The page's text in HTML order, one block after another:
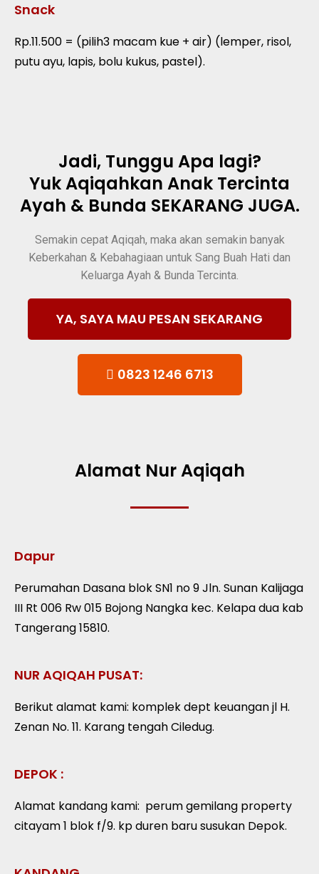
Snack
Rp.11.500 = (pilih3 macam kue + air) (lemper, risol,
putu ayu, lapis, bolu kukus, pastel).
Jadi, Tunggu Apa lagi?
Yuk Aqiqahkan Anak Tercinta
Ayah & Bunda SEKARANG JUGA.
Semakin cepat Aqiqah, maka akan semakin banyak
Keberkahan & Kebahagiaan untuk Sang Buah Hati dan
Keluarga Ayah & Bunda Tercinta.
YA, SAYA MAU PESAN SEKARANG
0823 1246 6713
Alamat Nur Aqiqah
Dapur
Perumahan Dasana blok SN1 no 9 Jln. Sunan Kalijaga
III Rt 006 Rw 015 Bojong Nangka kec. Kelapa dua kab
Tangerang 15810.
NUR AQIQAH PUSAT:
Berikut alamat kami: komplek dept keuangan jl H.
Zenan No. 11. Karang tengah Ciledug.
DEPOK :
Alamat kandang kami: perum gemilang property
citayam 1 blok f/9. kp duren baru susukan Depok.